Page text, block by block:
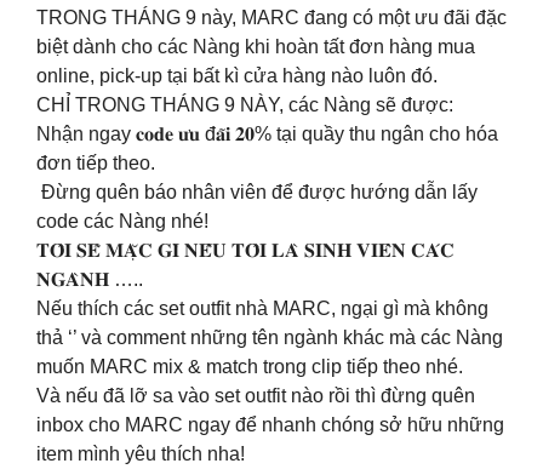
TRONG THÁNG 9 này, MARC đang có một ưu đãi đặc
biệt dành cho các Nàng khi hoàn tất đơn hàng mua
online, pick-up tại bất kì cửa hàng nào luôn đó.
CHỈ TRONG THÁNG 9 NÀY, các Nàng sẽ được:
Nhận ngay 𝐜𝐨𝐝𝐞 𝐮̛𝐮 đ𝐚̃𝐢 𝟐𝟎% tại quầy thu ngân cho hóa
đơn tiếp theo.
Đừng quên báo nhân viên để được hướng dẫn lấy
code các Nàng nhé!
𝐓𝐎̂𝐈 𝐒𝐄̃ 𝐌𝐀̣̆𝐂 𝐆𝐈̀ 𝐍𝐄̂́𝐔 𝐓𝐎̂𝐈 𝐋𝐀̀ 𝐒𝐈𝐍𝐇 𝐕𝐈𝐄̂𝐍 𝐂𝐀́𝐂
𝐍𝐆𝐀̀𝐍𝐇 …..
Nếu thích các set outfit nhà MARC, ngại gì mà không
thả ‘’ và comment những tên ngành khác mà các Nàng
muốn MARC mix & match trong clip tiếp theo nhé.
Và nếu đã lỡ sa vào set outfit nào rồi thì đừng quên
inbox cho MARC ngay để nhanh chóng sở hữu những
item mình yêu thích nha!